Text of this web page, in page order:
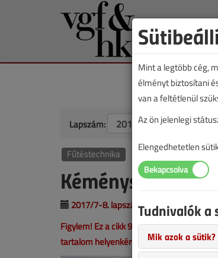
Lapszám:
Fűtéstechnika
Kéményseprő a
2017/7-8. lapszám|
Figylem! Ez a cikk 9 éve frissült utoljára.
tartalom helyenként hiányos lehet (képek,
Mint a legtöbb cég,
élményt biztosítani
van a feltétlenül
Az ön jelenlegi
Elengedhetetlen
Tudnivalók a
Mik azok a sütik?